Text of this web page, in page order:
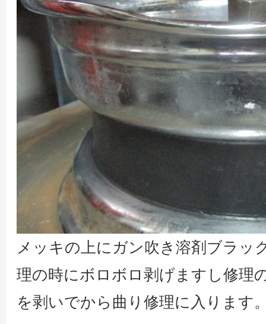
メッキの上にガン吹き溶剤ブラッ
理の時にボロボロ剥げますし修理
を剥いでから曲り修理に入ります